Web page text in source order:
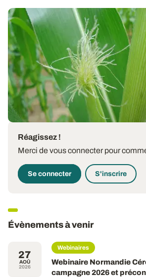
Noter la date de floraison
prévoir la date d'ensilage
Une visite dans les parcelles au
permet d’estimer avec plus de...
10 JUILL. 2025
Réagissez !
Merci de vous connecter pour
Se connecter S'inscrire
Évènements à venir
27
AOÛ
2026
Webinaires
Webinaire Normandie
campagne 2026 et